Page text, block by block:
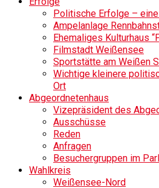
Politische Erfolge –
Ampelanlage
Ehemaliges Kulturhaus
Filmstadt Weißensee
Sportstätte am Weißen
Wichtige kleinere
Ort
Abgeordnetenhaus
Vizepräsident des
Ausschüsse
Reden
Anfragen
Besuchergruppen im
Wahlkreis
Weißensee-Nord